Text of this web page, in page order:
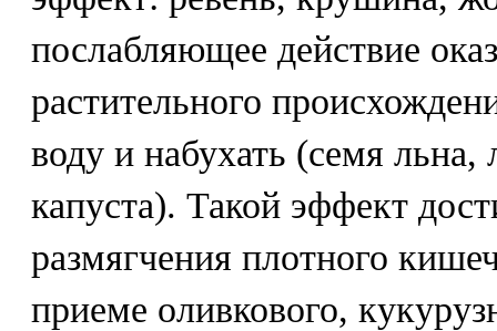
послабляющее действие
растительного
воду и набухать (семя
капуста). Такой эффект
размягчения плотного
приеме оливкового,